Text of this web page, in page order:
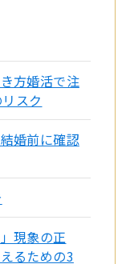
方婚活で注
スク
婚前に確認
現象の正
るための3